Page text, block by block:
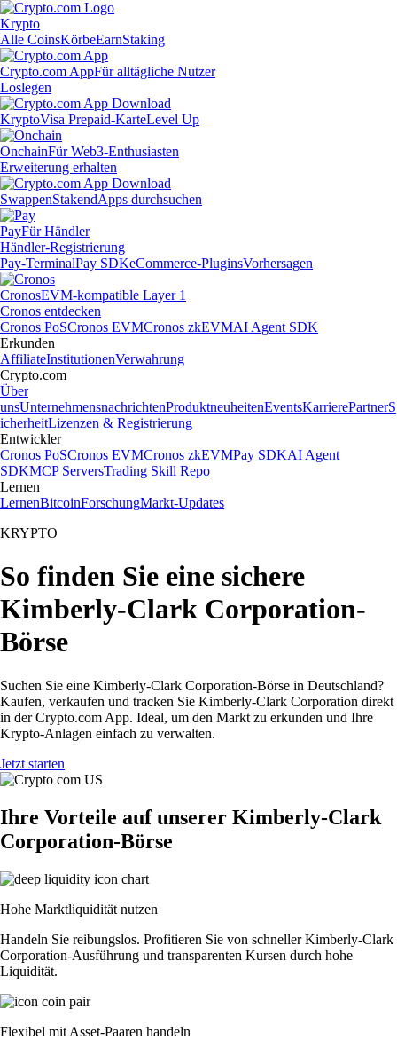
Krypto
Alle CoinsKörbeEarnStaking
Crypto.com AppFür alltägliche Nutzer
Loslegen
KryptoVisa Prepaid-KarteLevel Up
OnchainFür Web3-Enthusiasten
Erweiterung erhalten
SwappenStakendApps durchsuchen
PayFür Händler
Händler-Registrierung
Pay-TerminalPay SDKeCommerce-PluginsVorhersagen
CronosEVM-kompatible Layer 1
Cronos entdecken
Cronos PoSCronos EVMCronos zkEVMAI Agent SDK
Erkunden
AffiliateInstitutionenVerwahrung
Crypto.com
Über
unsUnternehmensnachrichtenProduktneuheitenEventsKarrierePartnerS
icherheitLizenzen & Registrierung
Entwickler
Cronos PoSCronos EVMCronos zkEVMPay SDKAI Agent
SDKMCP ServersTrading Skill Repo
Lernen
LernenBitcoinForschungMarkt-Updates
KRYPTO
So finden Sie eine sichere
Kimberly-Clark Corporation-
Börse
Suchen Sie eine Kimberly-Clark Corporation-Börse in Deutschland?
Kaufen, verkaufen und tracken Sie Kimberly-Clark Corporation direkt
in der Crypto.com App. Ideal, um den Markt zu erkunden und Ihre
Krypto-Anlagen einfach zu verwalten.
Jetzt starten
Ihre Vorteile auf unserer Kimberly-Clark
Corporation-Börse
Hohe Marktliquidität nutzen
Handeln Sie reibungslos. Profitieren Sie von schneller Kimberly-Clark
Corporation-Ausführung und transparenten Kursen durch hohe
Liquidität.
Flexibel mit Asset-Paaren handeln